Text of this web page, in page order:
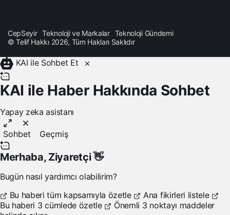
CepSeyir Teknoloji ve Markalar
Teknoloji Gündemi
© Telif Hakkı 2026, Tüm Hakları Saklıdır
KAI ile Sohbet Et
KAI ile Haber Hakkında Sohbet
Yapay zeka asistanı
Sohbet Geçmiş
Merhaba, Ziyaretçi👋
Bugün nasıl yardımcı olabilirim?
Bu haberi tüm kapsamıyla özetle
Ana fikirleri listele
Bu haberi 3 cümlede özetle
Önemli 3 noktayı maddeler